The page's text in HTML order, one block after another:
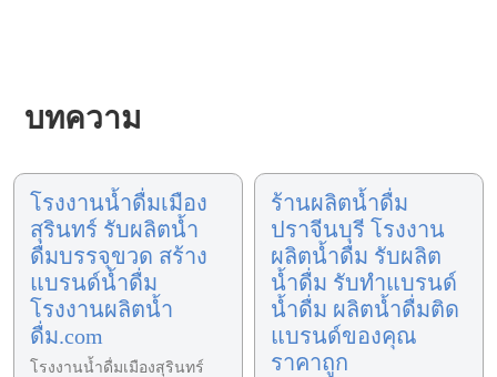
บทความ
โรงงานน้ำดื่มเมือง
สุรินทร์ รับผลิตน้ำ
ดื่มบรรจุขวด สร้าง
แบรนด์น้ำดื่ม
โรงงานผลิตน้ำ
ดื่ม.com
โรงงานน้ำดื่มเมืองสุรินทร์
ร้านผลิตน้ำดื่ม
ปราจีนบุรี โรงงาน
ผลิตน้ำดื่ม รับผลิต
น้ำดื่ม รับทำแบรนด์
น้ำดื่ม ผลิตน้ำดื่มติด
แบรนด์ของคุณ
ราคาถูก